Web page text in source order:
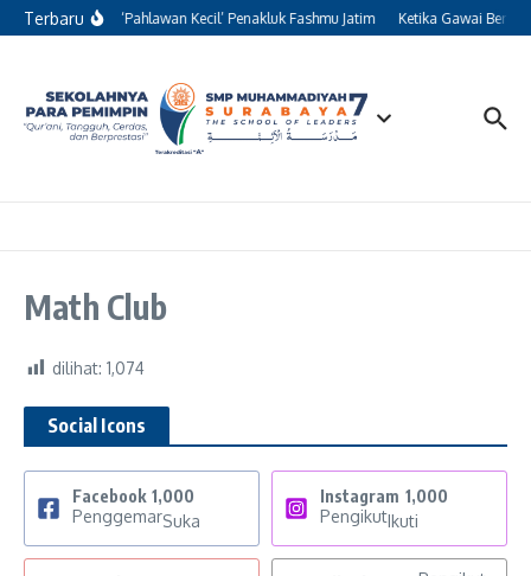
Lewati ke konten
TerbaruKisah 13 ‘Pahlawan Kecil’ Penakluk Fashmu Jatim Ketika Gawai
Math Club
dilihat: 1,074
Social Icons
Facebook 1,000
PenggemarSuka
Instagram 1,000
PengikutIkuti